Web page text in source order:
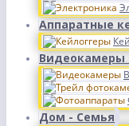
Аппаратные
Видеокамеры
Дом - Семья